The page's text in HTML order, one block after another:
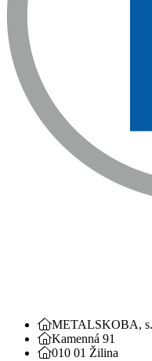
METALSKOBA,
Kamenná 91
010 01 Žilina